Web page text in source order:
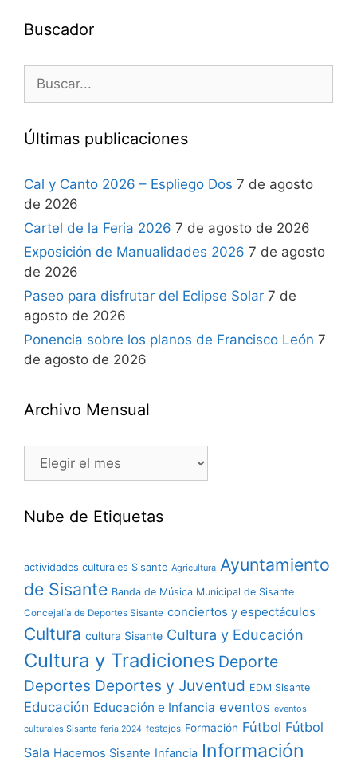
Buscador
Últimas publicaciones
Cal y Canto 2026 – Espliego Dos 7 de agosto
de 2026
Cartel de la Feria 2026 7 de agosto de 2026
Exposición de Manualidades 2026 7 de agosto
de 2026
Paseo para disfrutar del Eclipse Solar 7 de
agosto de 2026
Ponencia sobre los planos de Francisco León 7
de agosto de 2026
Archivo Mensual
Nube de Etiquetas
actividades culturales Sisante Agricultura Ayuntamiento
de Sisante Banda de Música Municipal de Sisante
Concejalía de Deportes Sisante conciertos y espectáculos
Cultura cultura Sisante Cultura y Educación
Cultura y Tradiciones Deporte
Deportes Deportes y Juventud EDM Sisante
Educación Educación e Infancia eventos eventos
culturales Sisante feria 2024 festejos Formación Fútbol Fútbol
Sala Hacemos Sisante Infancia Información